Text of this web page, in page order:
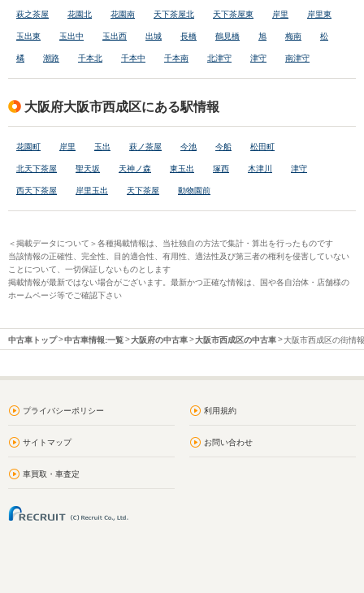
萩之茶屋 花園北 花園南 天下茶屋北 天下茶屋東 岸里 岸里東
玉出東 玉出中 玉出西 出城 長橋 鶴見橋 旭 梅南 松
橘 潮路 千本北 千本中 千本南 北津守 津守 南津守
大阪府大阪市西成区にある駅情報
花園町 岸里 玉出 萩ノ茶屋 今池 今船 松田町
北天下茶屋 聖天坂 天神ノ森 東玉出 塚西 木津川 津守
西天下茶屋 岸里玉出 天下茶屋 動物園前
＜掲載データについて＞各種掲載情報は、当社独自の方法で集計・算出を行ったものです
当該情報の正確性、完全性、目的適合性、有用性、適法性及び第三者の権利を侵害していない
ことについて、一切保証しないものとします
掲載情報が最新ではない場合がございます。最新かつ正確な情報は、国や各自治体・店舗様の
ホームページ等でご確認下さい
中古車トップ 中古車情報:一覧 大阪府の中古車 大阪市西成区の中古車 大阪市西成区の街情報
プライバシーポリシー 利用規約
サイトマップ お問い合わせ
車買取・車査定